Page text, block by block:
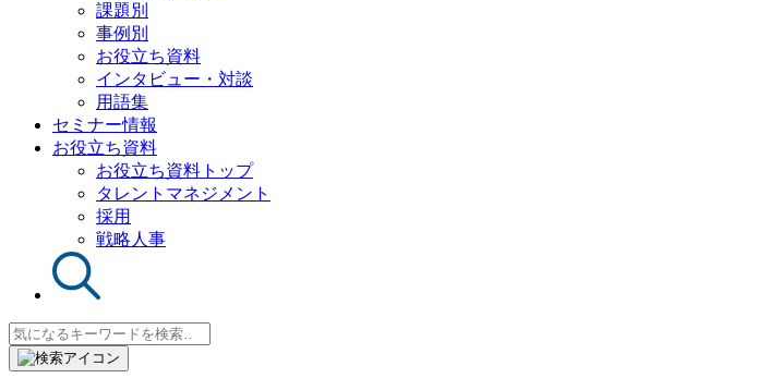
課題別
事例別
お役立ち資料
インタビュー・対談
用語集
セミナー情報
お役立ち資料
お役立ち資料トップ
タレントマネジメント
採用
戦略人事